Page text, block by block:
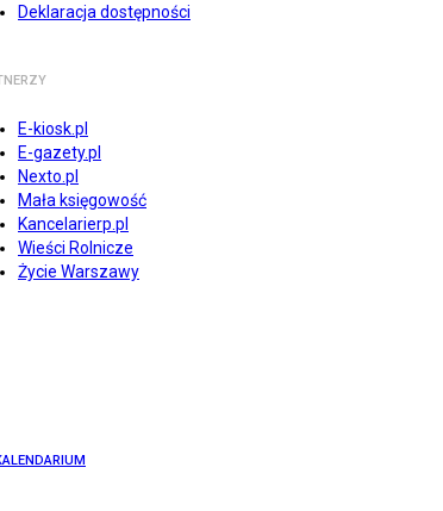
Deklaracja dostępności
E-kiosk.pl
E-gazety.pl
Nexto.pl
Mała księgowość
Kancelarierp.pl
Wieści Rolnicze
Życie Warszawy